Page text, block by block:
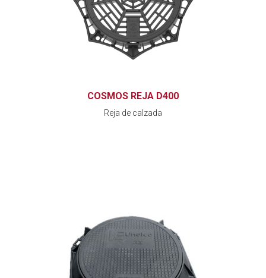
COSMOS REJA D400
Reja de calzada